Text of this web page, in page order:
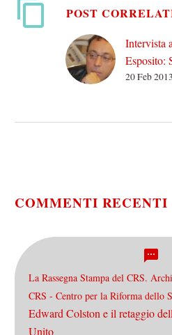
POST
Intervista
Esposito:
solo
20 Feb 2013
COMMENTI RECENTI
La Rassegna Stampa del CRS.
CRS - Centro per la Riforma dello
Edward Colston e il retaggio
Unito